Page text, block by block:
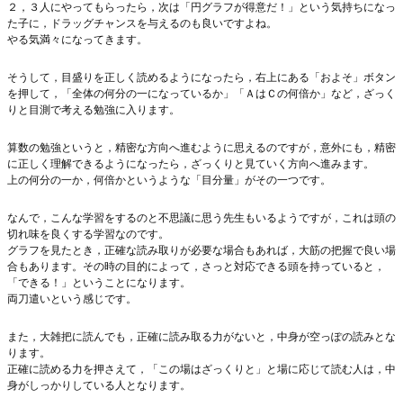
２，３人にやってもらったら，次は「円グラフが得意だ！」という気持ちになっ
た子に，ドラッグチャンスを与えるのも良いですよね。
やる気満々になってきます。
そうして，目盛りを正しく読めるようになったら，右上にある「およそ」ボタン
を押して，「全体の何分の一になっているか」「ＡはＣの何倍か」など，ざっく
りと目測で考える勉強に入ります。
算数の勉強というと，精密な方向へ進むように思えるのですが，意外にも，精密
に正しく理解できるようになったら，ざっくりと見ていく方向へ進みます。
上の何分の一か，何倍かというような「目分量」がその一つです。
なんで，こんな学習をするのと不思議に思う先生もいるようですが，これは頭の
切れ味を良くする学習なのです。
グラフを見たとき，正確な読み取りが必要な場合もあれば，大筋の把握で良い場
合もあります。その時の目的によって，さっと対応できる頭を持っていると，
「できる！」ということになります。
両刀遣いという感じです。
また，大雑把に読んでも，正確に読み取る力がないと，中身が空っぽの読みとな
ります。
正確に読める力を押さえて，「この場はざっくりと」と場に応じて読む人は，中
身がしっかりしている人となります。